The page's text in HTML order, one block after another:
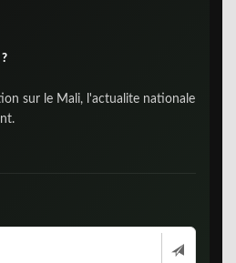
sur le Mali, l'actualite nationale